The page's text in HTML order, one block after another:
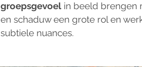
groepsgevoel in beeld brengen
en schaduw een grote rol en
subtiele nuances.